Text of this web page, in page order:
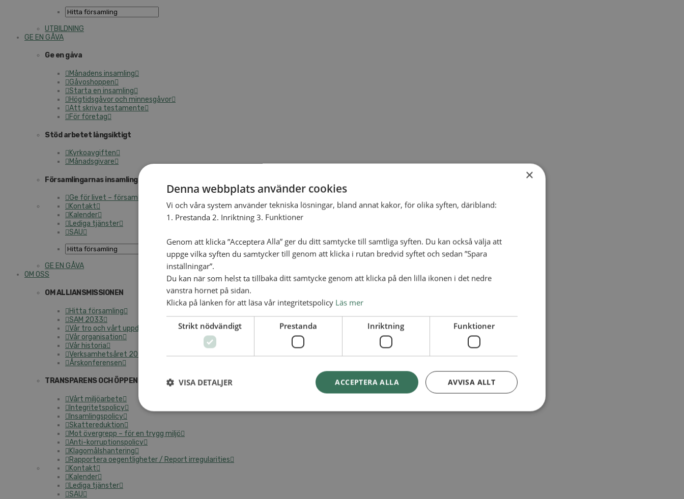
UTBILDNING
GE EN GÅVA
Ge en gåva
Månadens insamling
Gåvoshoppen
Starta en insamling
Högtidsgåvor och minnesgåvor
Att skriva testamente
För företag
Stöd arbetet långsiktigt
Kyrkoavgiften
Månadsgivare
Församlingarnas insamlingsarbete
Ge för livet – församlingens insamling
Kontakt
Kalender
Lediga tjänster
SAU
GE EN GÅVA
OM OSS
OM ALLIANSMISSIONEN
Hitta församling
SAM 2033
Vår tro och vårt uppdrag
Vår organisation
Vår historia
Verksamhetsåret 2025
Årskonferensen
TRANSPARENS OCH ÖPPENHET
Vårt miljöarbete
Integritetspolicy
Insamlingspolicy
Skattereduktion
Mot övergrepp – för en trygg miljö
Anti-korruptionspolicy
Klagomålshantering
Rapportera oegentligheter / Report irregularities
Kontakt
Kalender
Lediga tjänster
SAU
×
Denna webbplats använder cookies
Vi och våra system använder tekniska lösningar, bland annat kakor, för olika syften, däribland:
1. Prestanda 2. Inriktning 3. Funktioner
Genom att klicka ”Acceptera Alla” ger du ditt samtycke till samtliga syften. Du kan också välja att
uppge vilka syften du samtycker till genom att klicka i rutan bredvid syftet och sedan ”Spara
inställningar”.
Du kan när som helst ta tillbaka ditt samtycke genom att klicka på den lilla ikonen i det nedre
vänstra hörnet på sidan.
Klicka på länken för att läsa vår integritetspolicy Läs mer
Strikt nödvändigt Prestanda Inriktning Funktioner
ACCEPTERA ALLA AVVISA ALLT
VISA DETALJER